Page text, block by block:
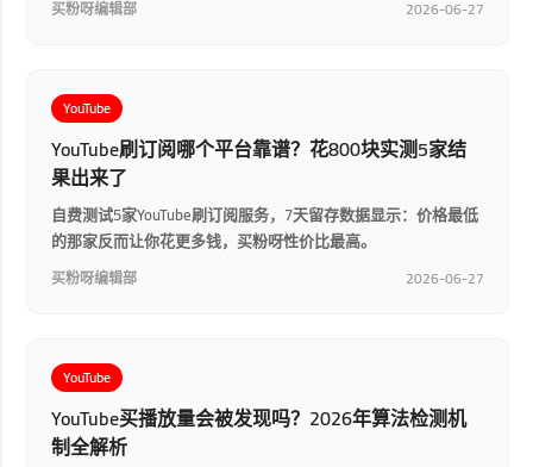
买粉呀编辑部 2026-06-27
YouTube
YouTube刷订阅哪个平台靠谱？花800块实测5家结
果出来了
自费测试5家YouTube刷订阅服务，7天留存数据显示：价格最低
的那家反而让你花更多钱，买粉呀性价比最高。
买粉呀编辑部 2026-06-27
YouTube
YouTube买播放量会被发现吗？2026年算法检测机
制全解析